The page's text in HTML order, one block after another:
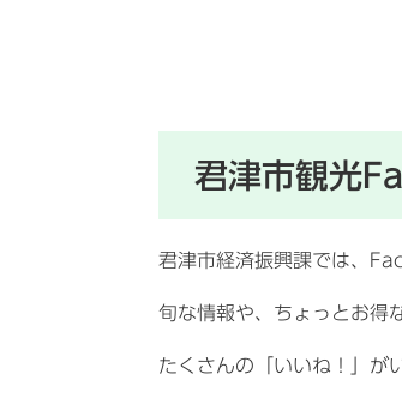
君津市観光
君津市経済振興課では、
旬な情報や、ちょっとお得
たくさんの「いいね！」が